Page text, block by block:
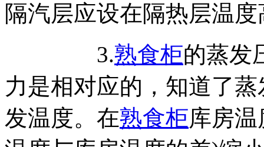
隔汽层应设在隔热层温
3.熟食柜的蒸发
力是相对应的，知道了
发温度。在熟食柜库房